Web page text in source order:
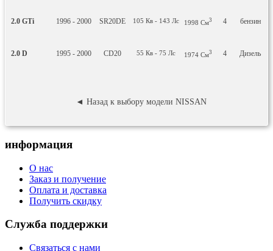
2.0 GTi 1996 - 2000 SR20DE 105 Кв - 143 Лс 1998 См3 4 бензин
2.0 D 1995 - 2000 CD20 55 Кв - 75 Лс 1974 См3 4 Дизель
◄ Назад к выбору модели NISSAN
информация
О нас
Заказ и получение
Оплата и доставка
Получить скидку
Служба поддержки
Связаться с нами